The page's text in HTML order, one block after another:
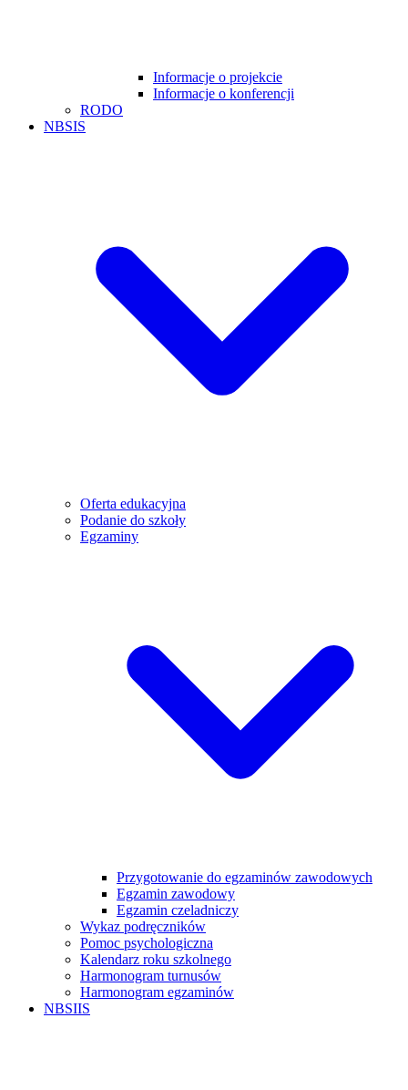
Informacje o projekcie
Informacje o konferencji
RODO
NBSIS
Oferta edukacyjna
Podanie do szkoły
Egzaminy
Przygotowanie do egzaminów zawodowych
Egzamin zawodowy
Egzamin czeladniczy
Wykaz podręczników
Pomoc psychologiczna
Kalendarz roku szkolnego
Harmonogram turnusów
Harmonogram egzaminów
NBSIIS